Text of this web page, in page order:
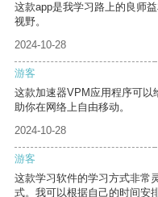
这款app是我学习路上的良师
视野。
2024-10-28
游客
这款加速器VPM应用程序可以
助你在网络上自由移动。
2024-10-28
游客
这款学习软件的学习方式非常
式。我可以根据自己的时间安